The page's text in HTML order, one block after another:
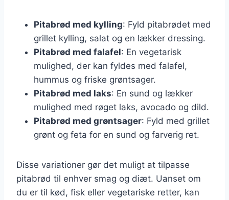
Pitabrød med kylling: Fyld pitabrødet med
grillet kylling, salat og en lækker dressing.
Pitabrød med falafel: En vegetarisk
mulighed, der kan fyldes med falafel,
hummus og friske grøntsager.
Pitabrød med laks: En sund og lækker
mulighed med røget laks, avocado og dild.
Pitabrød med grøntsager: Fyld med grillet
grønt og feta for en sund og farverig ret.
Disse variationer gør det muligt at tilpasse
pitabrød til enhver smag og diæt. Uanset om
du er til kød, fisk eller vegetariske retter, kan